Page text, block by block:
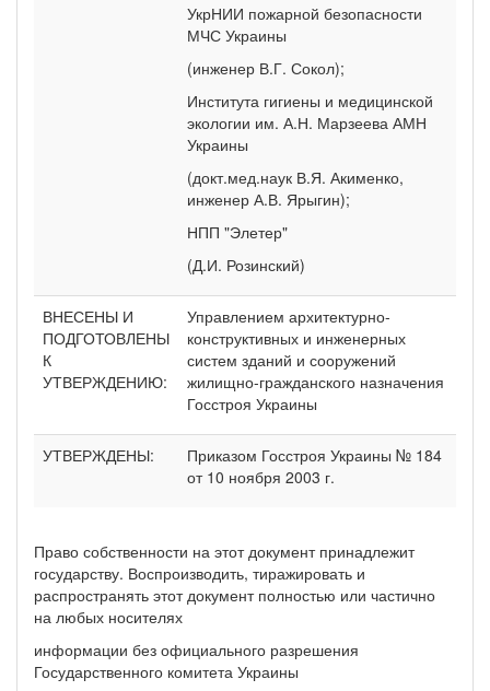
УкрНИИ пожарной безопасности
МЧС Украины
(инженер В.Г. Сокол);
Института гигиены и медицинской
экологии им. А.Н. Марзеева АМН
Украины
(докт.мед.наук В.Я. Акименко,
инженер А.В. Ярыгин);
НПП "Элетер"
(Д.И. Розинский)
ВНЕСЕНЫ И
ПОДГОТОВЛЕНЫ
К
УТВЕРЖДЕНИЮ:
Управлением архитектурно-
конструктивных и инженерных
систем зданий и сооружений
жилищно-гражданского назначения
Госстроя Украины
УТВЕРЖДЕНЫ:
Приказом Госстроя Украины № 184
от 10 ноября 2003 г.
Право собственности на этот документ принадлежит
государству. Воспроизводить, тиражировать и
распространять этот документ полностью или частично
на любых носителях
информации без официального разрешения
Государственного комитета Украины